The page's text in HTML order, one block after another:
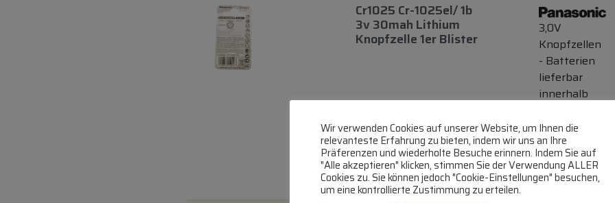
Cr1025 Cr-1025el/ 1b
3v 30mah Lithium
Knopfzelle 1er Blister
3,0V
Knopfzellen
- Batterien
lieferbar
innerhalb
Zum Produkt
In den Warenkorb
Wir verwenden Cookies auf unserer Website, um Ihnen die
relevanteste Erfahrung zu bieten, indem wir uns an Ihre
Präferenzen und wiederholte Besuche erinnern. Indem Sie auf
"Alle akzeptieren" klicken, stimmen Sie der Verwendung ALLER
Cookies zu. Sie können jedoch "Cookie-Einstellungen" besuchen,
um eine kontrollierte Zustimmung zu erteilen.